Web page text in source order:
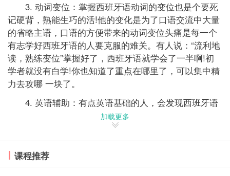
3. 动词变位：掌握西班牙语动词的变位也是个要死
记硬背，熟能生巧的活!他的变化是为了口语交流中大量
的省略主语，口语的方便带来的动词变位头痛是每一个
有志学好西班牙语的人要克服的难关。有人说：“流利地
读，熟练变位”掌握好了，西班牙语就学会了一半啊!初
学者就没有白学!你也知道了重点在哪里了，可以集中精
力去攻哪 一块了。
4. 英语辅助：有点英语基础的人，会发现西班牙语
单词在多数主要单词词干上非常接近，这样大家学习起
先，背会一句就应用一句，这样就算掌握了。不要，先
加载更多
课程推荐